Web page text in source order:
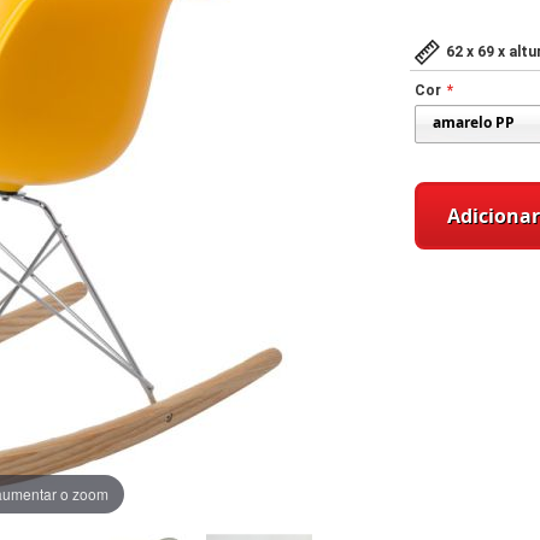
62 x 69 x
Cor
o zoom